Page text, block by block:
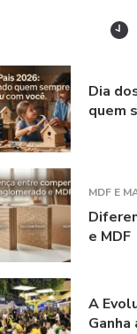
Dia
quem
MDF E
e MDF
A
Ganha